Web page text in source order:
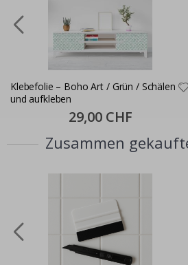
Klebefolie – Boho Art / Grün / Schälen
und aufkleben
Special
Price
29,00 CHF
Zusammen